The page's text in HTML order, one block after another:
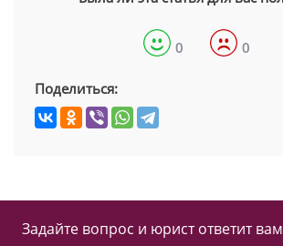
0 0
Поделиться:
Задайте вопрос и юрист ответит